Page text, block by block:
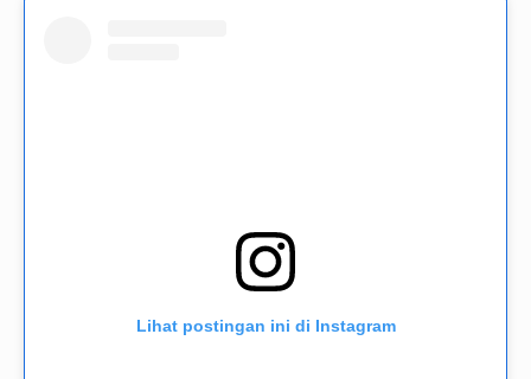
Lihat postingan ini di Instagram